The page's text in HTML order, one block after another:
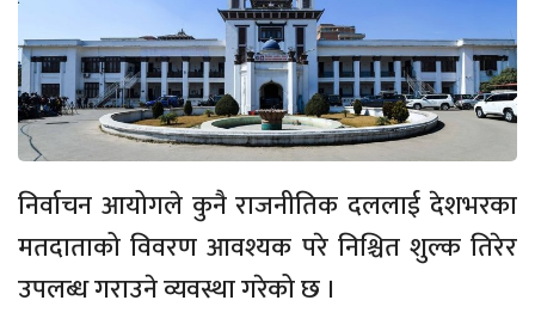
निर्वाचन आयोगले कुनै राजनीतिक दललाई देशभरका
मतदाताको विवरण आवश्यक परे निश्चित शुल्क तिरेर
उपलब्ध गराउने व्यवस्था गरेको छ ।